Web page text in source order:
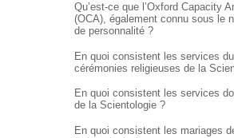
Qu’est-ce que l’Oxford Capacity
(OCA), également connu sous le
de personnalité ?
En quoi consistent les services
cérémonies religieuses de la
En quoi consistent les services
de la Scientologie ?
En quoi consistent les mariages